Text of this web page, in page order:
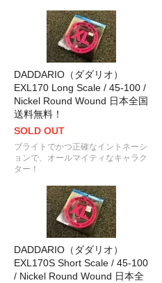
DADDARIO（ダダリオ）
EXL170 Long Scale / 45-100 /
Nickel Round Wound 日本全国
送料無料！
SOLD OUT
ブライトでかつ正確なイントネーシ
ョンで、オールマイティなキャラク
ター！
DADDARIO（ダダリオ）
EXL170S Short Scale / 45-100
/ Nickel Round Wound 日本全